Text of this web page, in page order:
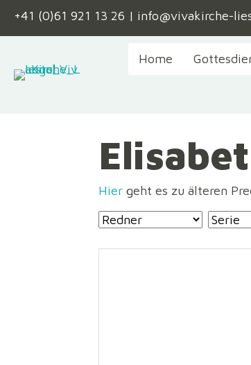
+41 (0)61 921 13 26 | info@vivakirche-
Home
Hier geht es zu älteren